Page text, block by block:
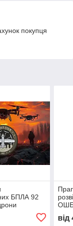
покупця
БПЛА 92
від